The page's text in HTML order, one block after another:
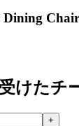
Dining Chair
けたチ
+